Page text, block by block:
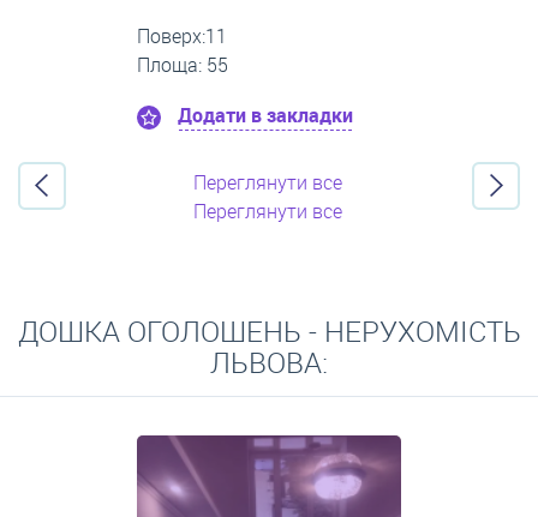
Поверх:5
Площа: 50
Додати в закладки
Переглянути все
Переглянути все
ДОШКА ОГОЛОШЕНЬ - НЕРУХОМІСТЬ
ЛЬВОВА: